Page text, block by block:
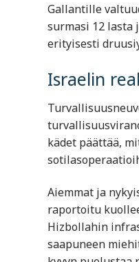
Gallantille
surmasi 12 lasta
erityisesti
Israelin
kädet päättää,
Aiemmat ja
raportoitu
Hizbollahin
saapuneen